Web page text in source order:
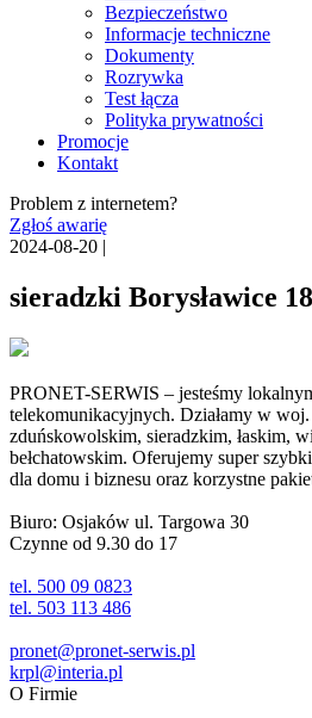
Bezpieczeństwo
Informacje techniczne
Dokumenty
Rozrywka
Test łącza
Polityka prywatności
Promocje
Kontakt
Problem z internetem?
Zgłoś awarię
2024-08-20 |
sieradzki Borysławice 18
PRONET-SERWIS – jesteśmy
telekomunikacyjnych. Działamy w
zduńskowolskim, sieradzkim, łaskim,
bełchatowskim. Oferujemy super
dla domu i biznesu oraz korzystne
Biuro: Osjaków ul. Targowa 30
Czynne od 9.30 do 17
tel. 500 09 0823
tel. 503 113 486
pronet@pronet-serwis.pl
krpl@interia.pl
O Firmie